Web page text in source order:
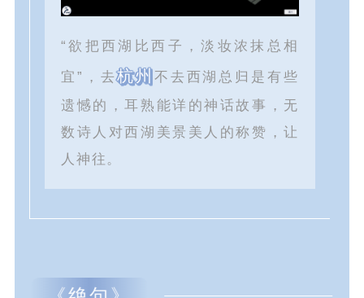
“欲把西湖比西子，淡妆浓抹总相
宜”，去杭州 不去西湖总归是有些
遗憾的，耳熟能详的神话故事，无
数诗人对西湖美景美人的称赞，让
人神往。